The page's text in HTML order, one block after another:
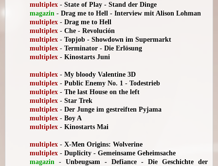
multiplex - State of Play - Stand der Dinge
magazin - Drag me to Hell - Interview mit Alison Lohman
multiplex - Drag me to Hell
multiplex - Che - Revolución
multiplex - Topjob - Showdown im Supermarkt
multiplex - Terminator - Die Erlösung
multiplex - Kinostarts Juni
multiplex - My bloody Valentine 3D
multiplex - Public Enemy No. 1 - Todestrieb
multiplex - The last House on the left
multiplex - Star Trek
multiplex - Der Junge im gestreiften Pyjama
multiplex - Boy A
multiplex - Kinostarts Mai
multiplex - X-Men Origins: Wolverine
multiplex - Duplicity - Gemeinsame Geheimsache
magazin - Unbeugsam - Defiance - Die Geschichte der